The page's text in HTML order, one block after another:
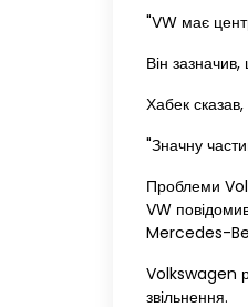
"VW має
Він
Хабек
"Значну
Проблеми
VW
Mercedes-
Volkswagen
звільнення.